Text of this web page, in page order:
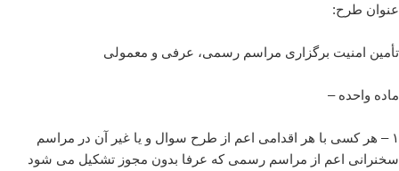
عنوان طرح:
تأمین امنیت برگزاری مراسم رسمی، عرفی و معمولی
ماده واحده –
۱ – هر کسی با هر اقدامی اعم از طرح سوال و یا غیر آن در مراسم
سخنرانی اعم از مراسم رسمی که عرفا بدون مجوز تشکیل می شود